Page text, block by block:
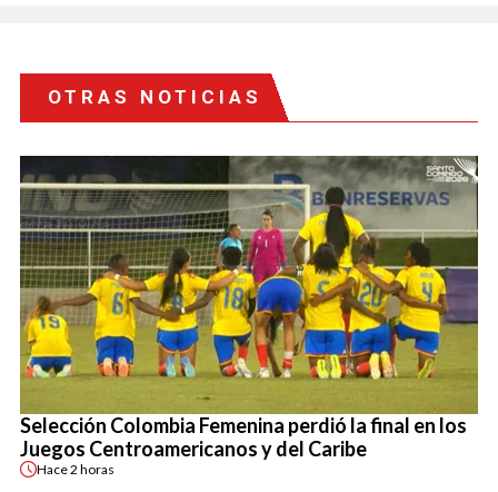
OTRAS NOTICIAS
Selección Colombia Femenina perdió la final en los
Juegos Centroamericanos y del Caribe
Hace2 horas